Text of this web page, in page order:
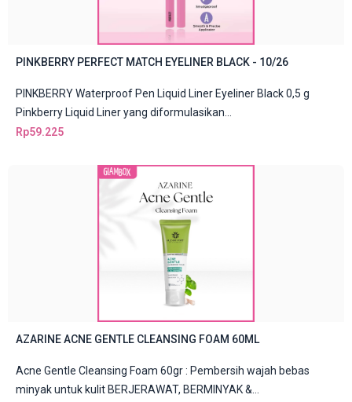
PINKBERRY PERFECT MATCH EYELINER BLACK - 10/26
PINKBERRY Waterproof Pen Liquid Liner Eyeliner Black 0,5 g
Pinkberry Liquid Liner yang diformulasikan...
Rp59.225
AZARINE ACNE GENTLE CLEANSING FOAM 60ML
Acne Gentle Cleansing Foam 60gr : Pembersih wajah bebas
minyak untuk kulit BERJERAWAT, BERMINYAK &...